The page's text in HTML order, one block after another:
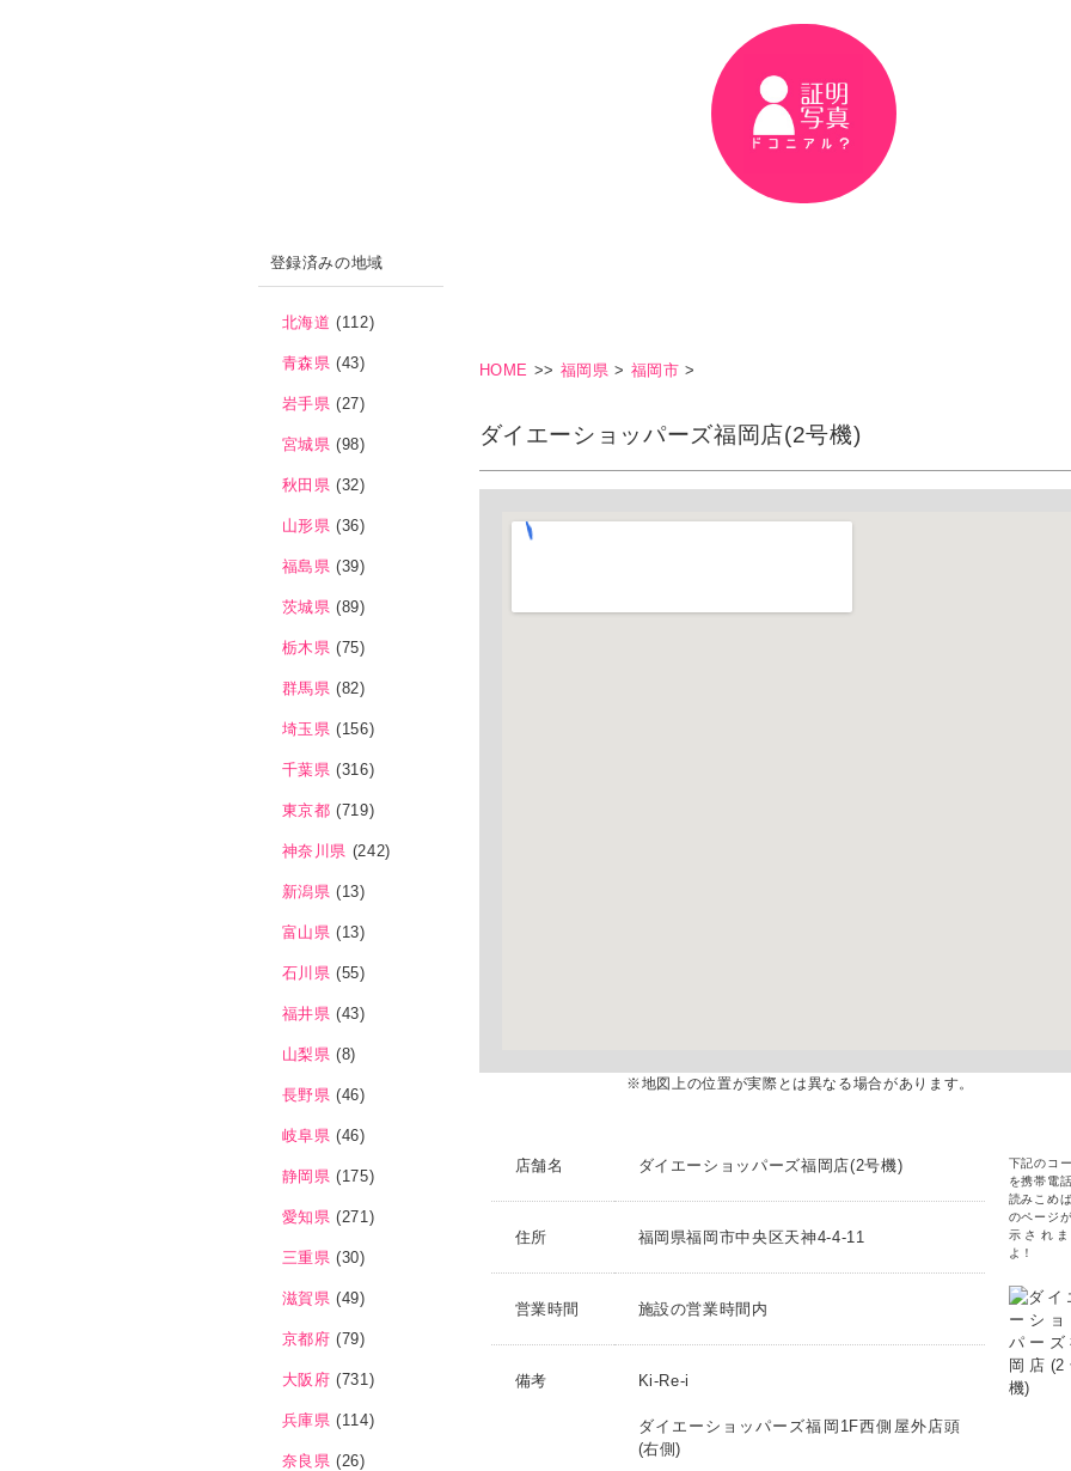
HOME >> 福岡県 > 福岡市 >
ダイエーショッパーズ福岡店(2号機)
※地図上の位置が実際とは異なる場合があります。
店舗名 ダイエーショッパーズ福岡店(2号機)
下記のコ
を携帯電
読みこめ
のページ
示され
よ！
住所 福岡県福岡市中央区天神4-4-11
営業時間 施設の営業時間内
備考 Ki-Re-i
ダイエーショッパーズ福岡1F西側屋外店頭
(右側)
登録済みの地域
北海道 (112)
青森県 (43)
岩手県 (27)
宮城県 (98)
秋田県 (32)
山形県 (36)
福島県 (39)
茨城県 (89)
栃木県 (75)
群馬県 (82)
埼玉県 (156)
千葉県 (316)
東京都 (719)
神奈川県 (242)
新潟県 (13)
富山県 (13)
石川県 (55)
福井県 (43)
山梨県 (8)
長野県 (46)
岐阜県 (46)
静岡県 (175)
愛知県 (271)
三重県 (30)
滋賀県 (49)
京都府 (79)
大阪府 (731)
兵庫県 (114)
奈良県 (26)